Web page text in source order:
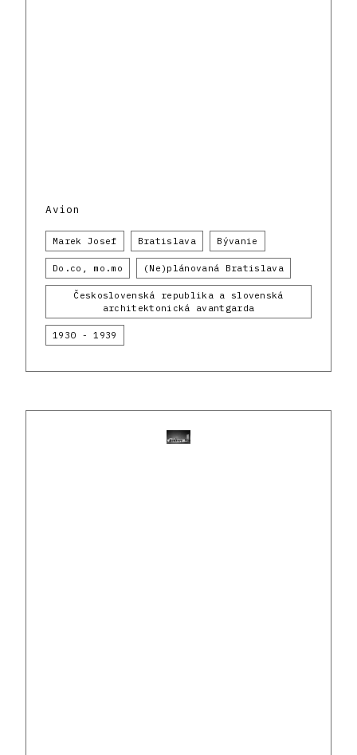
Avion
Marek Josef Bratislava Bývanie
Do.co, mo.mo (Ne)plánovaná Bratislava
Československá republika a slovenská
architektonická avantgarda
1930 - 1939